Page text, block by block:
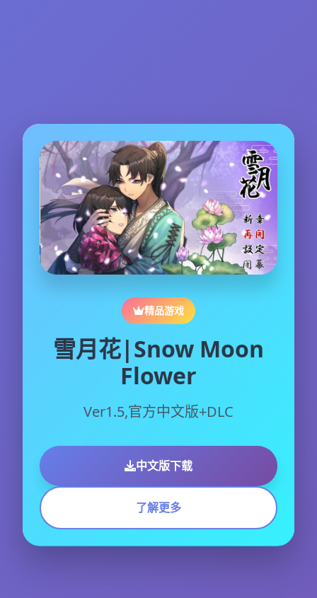
精品游戏
雪月花|Snow Moon
Flower
Ver1.5,官方中文版+DLC
中文版下载
了解更多